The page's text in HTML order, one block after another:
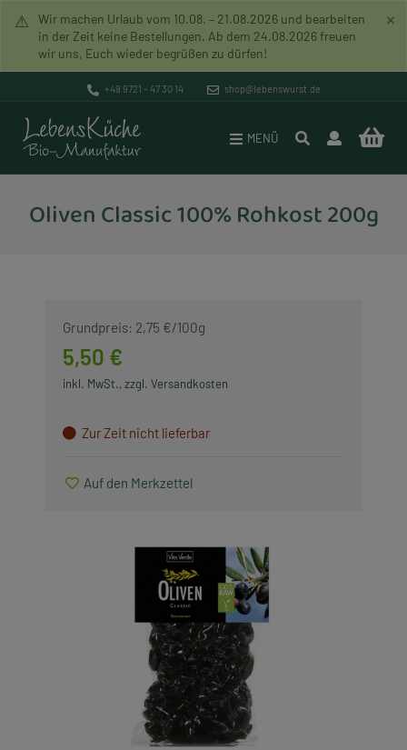
⚠
Wir machen Urlaub vom 10.08. – 21.08.2026 und bearbeiten
in der Zeit keine Bestellungen. Ab dem 24.08.2026 freuen
wir uns, Euch wieder begrüßen zu dürfen!
×
+49 9721 – 47 30 14 shop@lebenswurst.de
MENÜ
Oliven Classic 100% Rohkost 200g
Grundpreis: 2,75 €/100g
5,50 €
inkl. MwSt., zzgl. Versandkosten
Zur Zeit nicht lieferbar
Auf den Merkzettel
Pakete
Brotaufstriche
Lebenswurst
Rohkost (Vegan)
Glutenfreie Artikel
Saisonartikel
Produkte, die wir lieben
Versand & Zahlung
Datenschutz
Widerrufsrecht
AGB
Bio-Manufaktur
Mission
Unverpacktladen
Geschichte